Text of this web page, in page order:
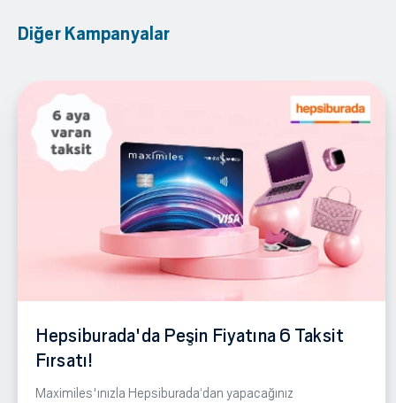
Diğer Kampanyalar
Hepsiburada'da Peşin Fiyatına 6 Taksit
Fırsatı!
Maximiles'ınızla Hepsiburada‘dan yapacağınız